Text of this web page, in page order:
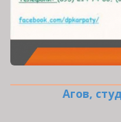
Агов,